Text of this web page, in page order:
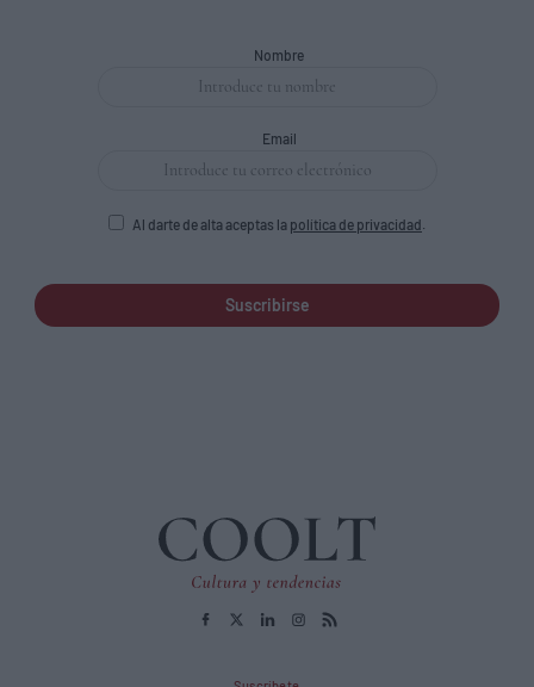
Nombre
Email
Al darte de alta aceptas la política de privacidad.
Suscribirse